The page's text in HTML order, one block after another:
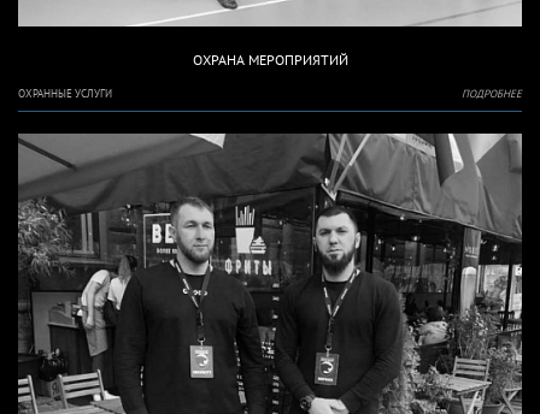
ОХРАНА МЕРОПРИЯТИЙ
ОХРАННЫЕ УСЛУГИ ПОДРОБНЕЕ